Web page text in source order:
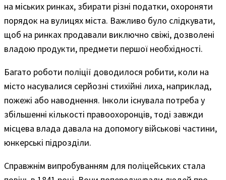
на міських ринках, збирати різні податки, охороняти
порядок на вулицях міста. Важливо було слідкувати,
щоб на ринках продавали виключно свіжі, дозволені
владою продукти, предмети першої необхідності.
Багато роботи поліції доводилося робити, коли на
місто насувалися серйозні стихійні лиха, наприклад,
пожежі або наводнення. Інколи існувала потреба у
збільшенні кількості правоохоронців, тоді завжди
місцева влада давала на допомогу військові частини,
юнкерські підрозділи.
Справжнім випробуванням для поліцейських стала